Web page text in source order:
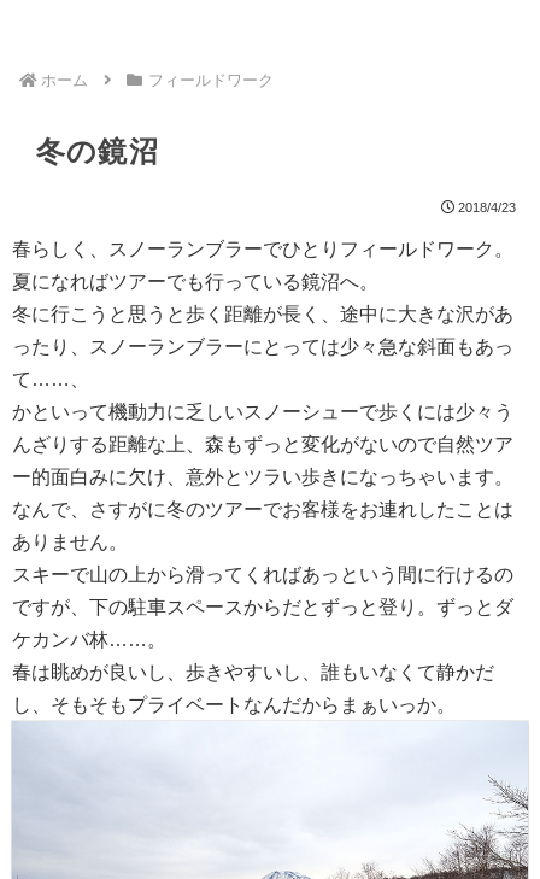
ホーム フィールドワーク
冬の鏡沼
2018/4/23
春らしく、スノーランブラーでひとりフィールドワーク。
夏になればツアーでも行っている鏡沼へ。
冬に行こうと思うと歩く距離が長く、途中に大きな沢があ
ったり、スノーランブラーにとっては少々急な斜面もあっ
て……、
かといって機動力に乏しいスノーシューで歩くには少々う
んざりする距離な上、森もずっと変化がないので自然ツア
ー的面白みに欠け、意外とツラい歩きになっちゃいます。
なんで、さすがに冬のツアーでお客様をお連れしたことは
ありません。
スキーで山の上から滑ってくればあっという間に行けるの
ですが、下の駐車スペースからだとずっと登り。ずっとダ
ケカンバ林……。
春は眺めが良いし、歩きやすいし、誰もいなくて静かだ
し、そもそもプライベートなんだからまぁいっか。